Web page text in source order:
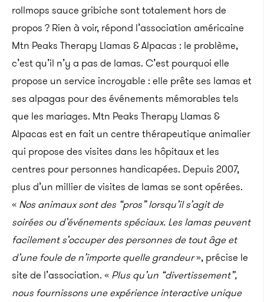
rollmops sauce gribiche sont totalement hors de
propos ? Rien à voir, répond l’association américaine
Mtn Peaks Therapy Llamas & Alpacas : le problème,
c’est qu’il n’y a pas de lamas. C’est pourquoi elle
propose un service incroyable : elle prête ses lamas et
ses alpagas pour des événements mémorables tels
que les mariages. Mtn Peaks Therapy Llamas &
Alpacas est en fait un centre thérapeutique animalier
qui propose des visites dans les hôpitaux et les
centres pour personnes handicapées. Depuis 2007,
plus d’un millier de visites de lamas se sont opérées.
« Nos animaux sont des “pros” lorsqu’il s’agit de
soirées ou d’événements spéciaux. Les lamas peuvent
facilement s’occuper des personnes de tout âge et
d’une foule de n’importe quelle grandeur», précise le
site de l’association. « Plus qu’un “divertissement”,
nous fournissons une expérience interactive unique